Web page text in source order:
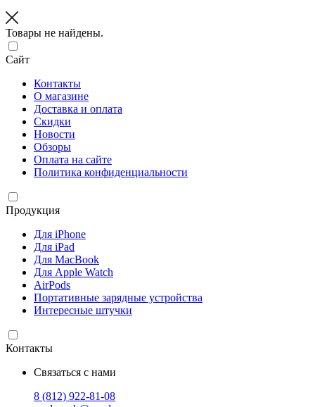
Товары не найдены.
Сайт
Контакты
О магазине
Доставка и оплата
Скидки
Новости
Обзоры
Оплата на сайте
Политика конфиденциальности
Продукция
Для iPhone
Для iPad
Для MacBook
Для Apple Watch
AirPods
Портативные зарядные устройства
Интересные штучки
Контакты
Связаться с нами
8 (812) 922-81-08